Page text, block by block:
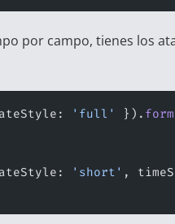
por campo, tienes los
'full' }).
'short' ,